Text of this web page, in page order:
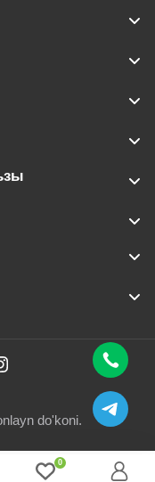
do'koni.
0